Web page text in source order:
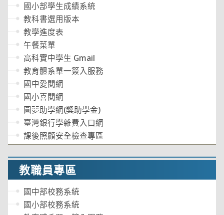
國小部學生成績系統
教科書選用版本
教學進度表
午餐菜單
高科實中學生 Gmail
教育體系單一簽入服務
國中愛閱網
國小喜閱網
圓夢助學網(獎助學金)
臺灣銀行學雜費入口網
課後照顧安全檢查專區
教職員專區
國中部校務系統
國小部校務系統